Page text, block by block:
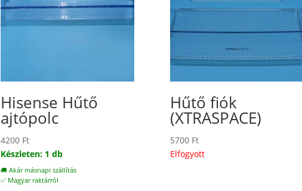
Hisense Hűtő
ajtópolc
4200 Ft
Készleten: 1 db
🚚 Akár másnapi szállítás
✅ Magyar raktárról
Hűtő fiók
(XTRASPACE)
5700 Ft
Elfogyott